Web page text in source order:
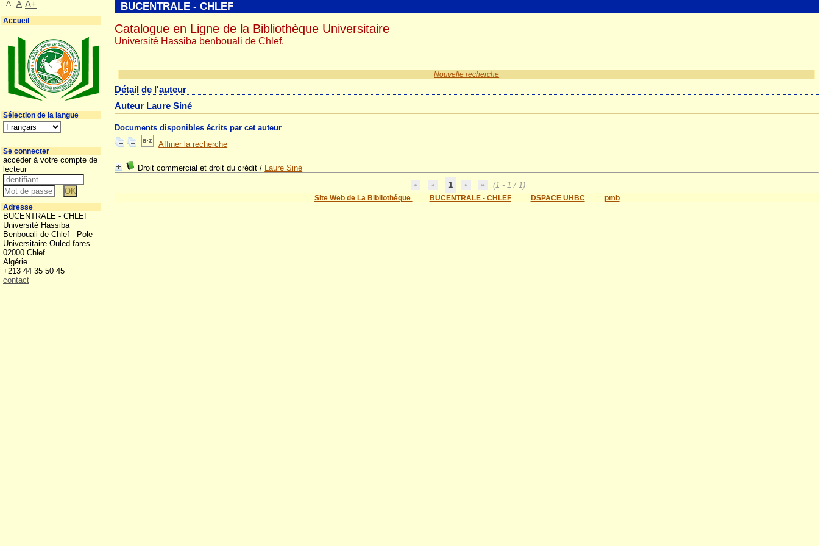
Nouvelle recherche
Détail de l'auteur
Auteur Laure Siné
Documents disponibles écrits par cet auteur
Affiner la recherche
Droit commercial et droit du crédit / Laure Siné
1
(1 - 1 / 1)
Site Web de La Bibliothéque BUCENTRALE - CHLEF DSPACE UHBC pmb
BUCENTRALE - CHLEF
Catalogue en Ligne de la Bibliothèque Universitaire
Université Hassiba benbouali de Chlef.
A- A A+
Accueil
Sélection de la langue
Se connecter
accéder à votre compte de
lecteur
Adresse
BUCENTRALE - CHLEF
Université Hassiba
Benbouali de Chlef - Pole
Universitaire Ouled fares
02000 Chlef
Algérie
+213 44 35 50 45
contact